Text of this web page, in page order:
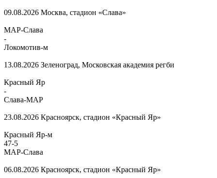
09.08.2026 Москва, стадион «Слава»
МАР-Слава
-
Локомотив-м
13.08.2026 Зеленоград, Московская академия регби
Красный Яр
-
Слава-МАР
23.08.2026 Красноярск, стадион «Красный Яр»
Красный Яр-м
47-5
МАР-Слава
06.08.2026 Красноярск, стадион «Красный Яр»